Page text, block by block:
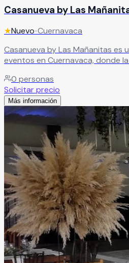
Casanueva by Las
★Nuevo•Cuernavaca
Casanueva by Las Mañanitas es
eventos en Cuernavaca, donde
inolvidables. Sus hermosas instalaciones ofrecen el
escenario perfecto para bodas,
graduaciones, eventos
especiales, brindando una
encanto. Cada espacio ha sido
para destacar la belleza y
celebración. Leer más
0 personas
Solicitar precio
Más información